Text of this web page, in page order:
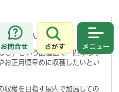
お問合せ
さがす
てみませんか？
し」という品種苗で「四季なり
お正月頃早めに収穫したいとい
穫を目指す屋内で加温しての